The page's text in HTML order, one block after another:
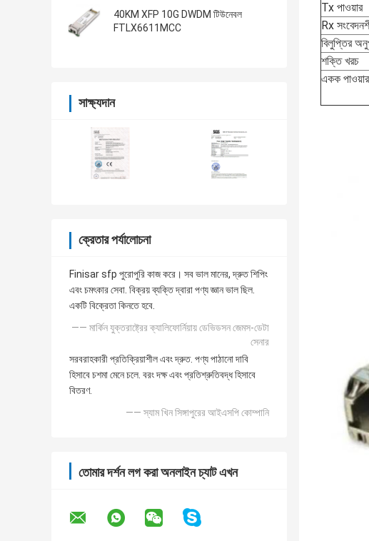
40KM XFP 10G DWDM টিউনেবল
FTLX6611MCC
সাক্ষ্যদান
ক্রেতার পর্যালোচনা
Finisar sfp পুরোপুরি কাজ করে। সব ভাল মানের, দ্রুত শিপিং
এবং চমৎকার সেবা. বিক্রয় ব্যক্তি দ্বারা পণ্য জ্ঞান ভাল ছিল.
একটি বিক্রেতা কিনতে হবে.
—— মার্কিন যুক্তরাষ্ট্রের ক্যালিফোর্নিয়ায় ডেভিডসন জেমস-ডেটা
সেনার
সরবরাহকারী প্রতিক্রিয়াশীল এবং দ্রুত. পণ্য পাঠানো দাবি
হিসাবে চশমা মেনে চলে. বরং দক্ষ এবং প্রতিশ্রুতিবদ্ধ হিসাবে
বিতরণ.
—— স্যাম খিন সিঙ্গাপুরের আইএসপি কোম্পানি
তোমার দর্শন লগ করা অনলাইন চ্যাট এখন
Tx পাওয়ার
Rx
বিলুপ্তির
শক্তি খরচ
একক